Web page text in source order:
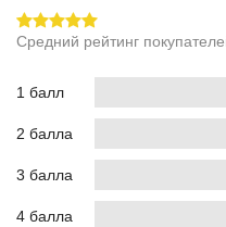
Средний рейтинг
1 балл
2 балла
3 балла
4 балла